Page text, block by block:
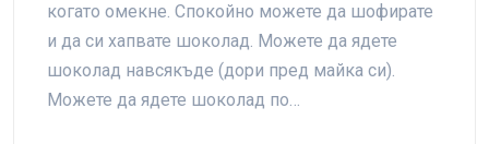
когато омекне. Спокойно можете да шофирате
и да си хапвате шоколад. Можете да ядете
шоколад навсякъде (дори пред майка си).
Можете да ядете шоколад по…